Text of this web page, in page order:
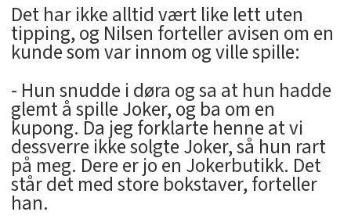
Det har ikke alltid vært like lett uten
tipping, og Nilsen forteller avisen om en
kunde som var innom og ville spille:
- Hun snudde i døra og sa at hun hadde
glemt å spille Joker, og ba om en
kupong. Da jeg forklarte henne at vi
dessverre ikke solgte Joker, så hun rart
på meg. Dere er jo en Jokerbutikk. Det
står det med store bokstaver, forteller
han.